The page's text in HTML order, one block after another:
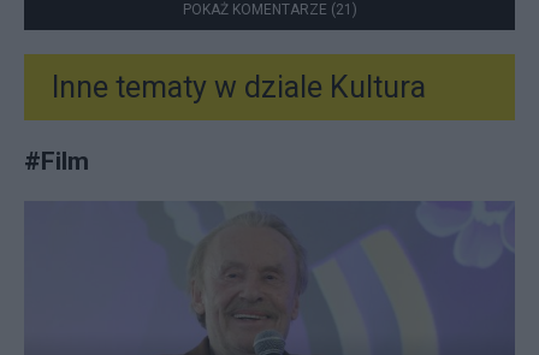
POKAŻ KOMENTARZE (21)
Inne tematy w dziale Kultura
#Film